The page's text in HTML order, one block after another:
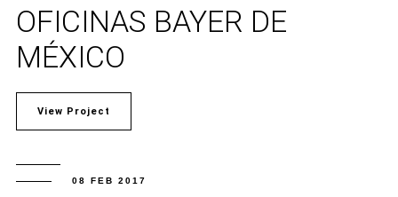
OFICINAS BAYER DE
MÉXICO
View Project
08 FEB 2017